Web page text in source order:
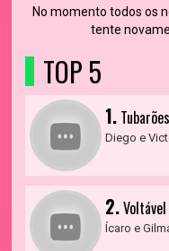
No momento todos os
tente
TOP 5
1. Tubarões
Diego e
2.Voltável
Ícaro e